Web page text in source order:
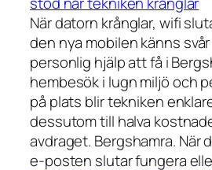
När datorn krånglar, wifi
den nya mobilen känns
personlig hjälp att få i
hembesök i lugn miljö och
på plats blir tekniken
dessutom till halva
avdraget. Bergshamra. När
e-posten slutar fungera